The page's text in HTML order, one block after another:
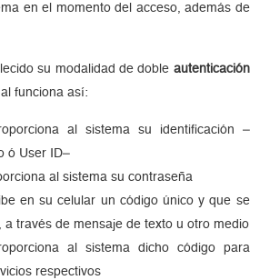
en el momento del acceso, además de
su modalidad de doble autenticación
funciona así:
al sistema su identificación –
ó User ID–
al sistema su contraseña
en su celular un código único y que se
a través de mensaje de texto u otro medio
al sistema dicho código para
respectivos